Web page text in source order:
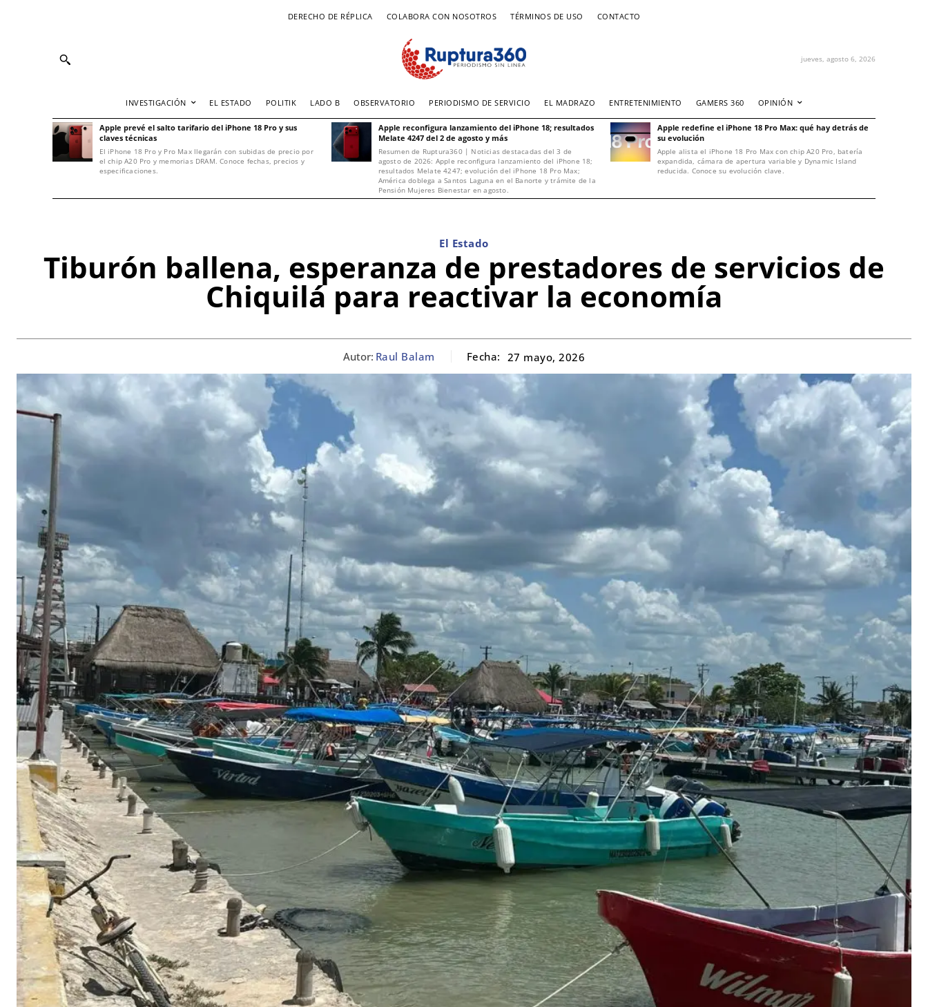
DERECHO DE RÉPLICA COLABORA CON NOSOTROS TÉRMINOS DE USO CONTACTO
jueves, agosto 6, 2026
INVESTIGACIÓN EL ESTADO POLITIK LADO B OBSERVATORIO PERIODISMO DE SERVICIO EL MADRAZO ENTRETENIMIENTO GAMERS 360 OPINIÓN
Apple prevé el salto tarifario del iPhone 18 Pro y sus
claves técnicas
El iPhone 18 Pro y Pro Max llegarán con subidas de precio por
el chip A20 Pro y memorias DRAM. Conoce fechas, precios y
especificaciones.
Apple reconfigura lanzamiento del iPhone 18; resultados
Melate 4247 del 2 de agosto y más
Resumen de Ruptura360 | Noticias destacadas del 3 de
agosto de 2026: Apple reconfigura lanzamiento del iPhone 18;
resultados Melate 4247; evolución del iPhone 18 Pro Max;
América doblega a Santos Laguna en el Banorte y trámite de la
Pensión Mujeres Bienestar en agosto.
Apple redefine el iPhone 18 Pro Max: qué hay detrás de
su evolución
Apple alista el iPhone 18 Pro Max con chip A20 Pro, batería
expandida, cámara de apertura variable y Dynamic Island
reducida. Conoce su evolución clave.
El Estado
Tiburón ballena, esperanza de prestadores de servicios de
Chiquilá para reactivar la economía
Autor: Raul Balam Fecha: 27 mayo, 2026